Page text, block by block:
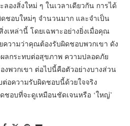
องสิ่งใหม่ ๆ ในเวลาเดียวกัน การได้
ชอบใหม่ๆ จำนวนมาก และจำเป็น
เหล่านี้ โดยเฉพาะอย่างยิ่งเมื่อคุณ
วามว่าคุณต้องรับผิดชอบพวกเขา ดัง
ลกระทบต่อสุขภาพ ความปลอดภัย
งพวกเขา ต่อไปนี้คือตัวอย่างบางส่วน
อความรับผิดชอบนี้ด้วยใจจริง
อบที่จะดูเหมือนชัดเจนหรือ ‘ใหญ่’